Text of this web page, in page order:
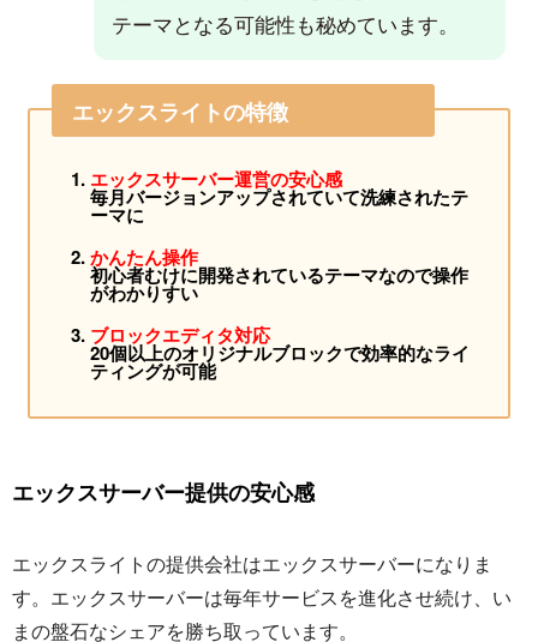
テーマとなる可能性も秘めています。
エックスライトの特徴
エックスサーバー運営の安心感
毎月バージョンアップされていて洗練されたテ
ーマに
かんたん操作
初心者むけに開発されているテーマなので操作
がわかりすい
ブロックエディタ対応
20個以上のオリジナルブロックで効率的なライ
ティングが可能
エックスサーバー提供の安心感
エックスライトの提供会社はエックスサーバーになりま
す。エックスサーバーは毎年サービスを進化させ続け、い
まの盤石なシェアを勝ち取っています。